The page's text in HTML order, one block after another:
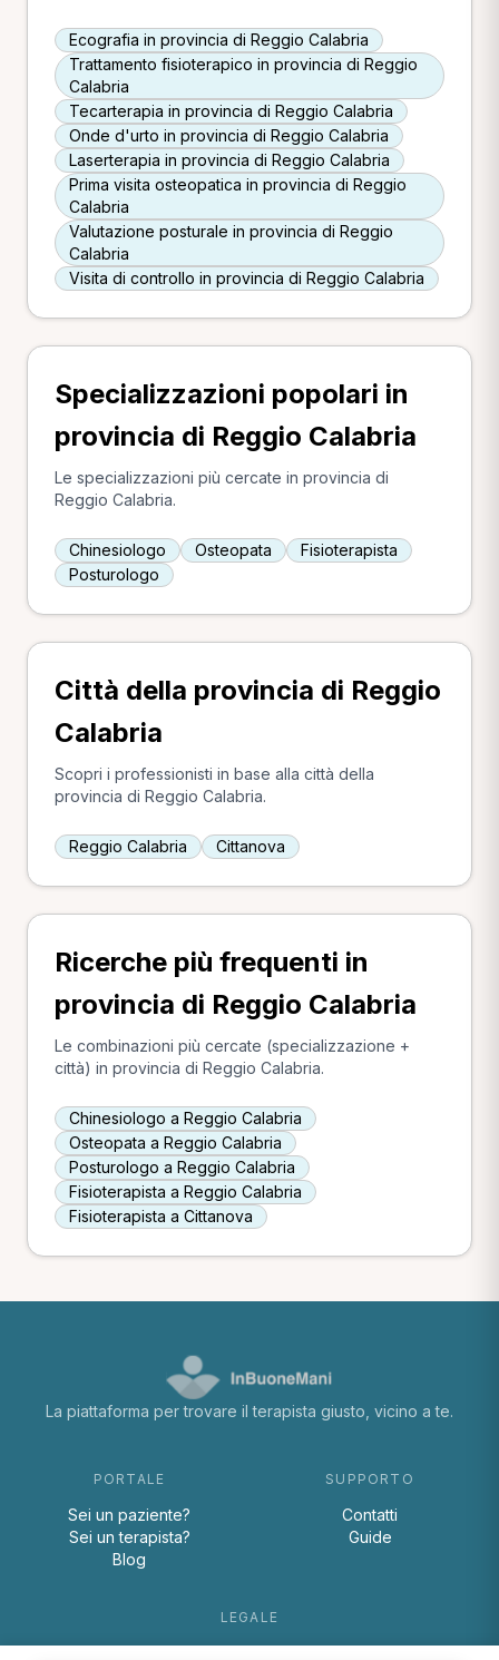
Ecografia in provincia di Reggio Calabria
Trattamento fisioterapico in provincia di Reggio
Calabria
Tecarterapia in provincia di Reggio Calabria
Onde d'urto in provincia di Reggio Calabria
Laserterapia in provincia di Reggio Calabria
Prima visita osteopatica in provincia di Reggio
Calabria
Valutazione posturale in provincia di Reggio
Calabria
Visita di controllo in provincia di Reggio Calabria
Specializzazioni popolari in
provincia di Reggio Calabria
Le specializzazioni più cercate in provincia di
Reggio Calabria.
Chinesiologo Osteopata
Fisioterapista
Posturologo
Città della provincia di Reggio
Calabria
Scopri i professionisti in base alla città della
provincia di Reggio Calabria.
Reggio Calabria Cittanova
Ricerche più frequenti in
provincia di Reggio Calabria
Le combinazioni più cercate (specializzazione +
città) in provincia di Reggio Calabria.
Chinesiologo a Reggio Calabria
Osteopata a Reggio Calabria
Posturologo a Reggio Calabria
Fisioterapista a Reggio Calabria
Fisioterapista a Cittanova
La piattaforma per trovare il terapista giusto, vicino a te.
PORTALE
Sei un paziente?
Sei un terapista?
Blog
SUPPORTO
Contatti
Guide
LEGALE